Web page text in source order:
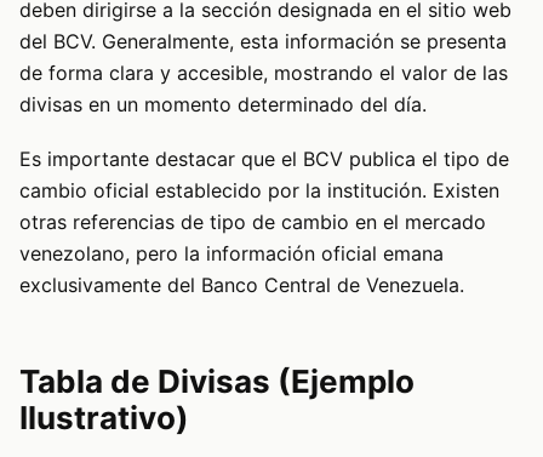
deben dirigirse a la sección designada en el sitio web
del BCV. Generalmente, esta información se presenta
de forma clara y accesible, mostrando el valor de las
divisas en un momento determinado del día.
Es importante destacar que el BCV publica el tipo de
cambio oficial establecido por la institución. Existen
otras referencias de tipo de cambio en el mercado
venezolano, pero la información oficial emana
exclusivamente del Banco Central de Venezuela.
Tabla de Divisas (Ejemplo
Ilustrativo)